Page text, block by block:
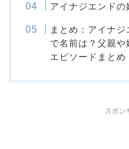
アイナジエンドの
まとめ：アイナ
で名前は？父親
エピソードまとめ
スポン